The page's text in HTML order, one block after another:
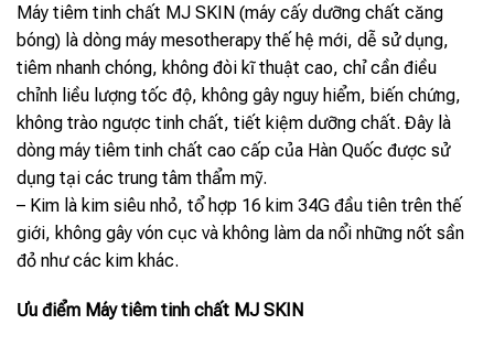
Máy tiêm tinh chất MJ SKIN (máy cấy dưỡng chất căng
bóng) là dòng máy mesotherapy thế hệ mới, dễ sử dụng,
tiêm nhanh chóng, không đòi kĩ thuật cao, chỉ cần điều
chỉnh liều lượng tốc độ, không gây nguy hiểm, biến chứng,
không trào ngược tinh chất, tiết kiệm dưỡng chất. Đây là
dòng máy tiêm tinh chất cao cấp của Hàn Quốc được sử
dụng tại các trung tâm thẩm mỹ.
– Kim là kim siêu nhỏ, tổ hợp 16 kim 34G đầu tiên trên thế
giới, không gây vón cục và không làm da nổi những nốt sần
đỏ như các kim khác.
Ưu điểm Máy tiêm tinh chất MJ SKIN